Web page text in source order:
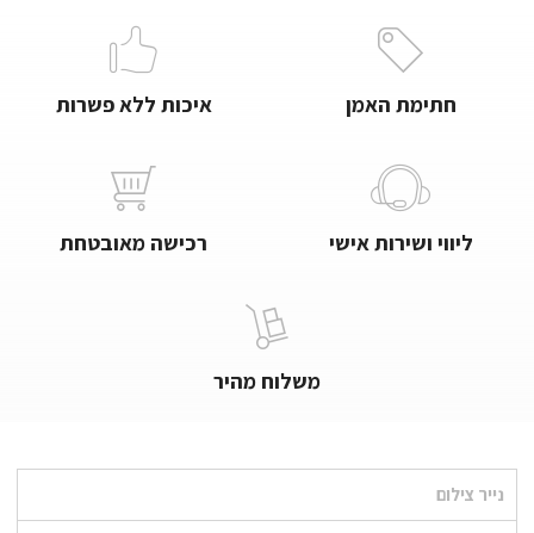
חתימת האמן איכות ללא פשרות
ליווי ושירות אישי רכישה מאובטחת
משלוח מהיר
נייר צילום